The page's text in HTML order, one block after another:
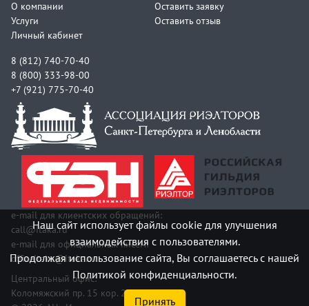
О компании
Услуги
Личный кабинет
Оставить заявку
Оставить отзыв
8 (812) 740-70-40
8 (800) 333-98-00
+7 (921) 775-70-40
e-mail для клиентских обращений:
call@itaka.ru
e-mail для официальных писем:
officeitaka@itaka.ru
Центральный офис:
Коломяжский пр. 15 кор. 2
Наш сайт использует файлы cookie для улучшения
взаимодействия с пользователями.
Продолжая использование сайта, Вы соглашаетесь с нашей
Политикой конфиденциальности.
Принять